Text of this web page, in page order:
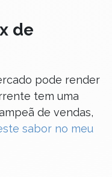
de
pode render
tem uma
de vendas,
sabor no meu